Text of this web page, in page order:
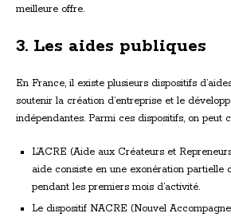
meilleure offre.
3. Les aides publiques
En France, il existe plusieurs dispositifs
soutenir la création d’entreprise et le
indépendantes. Parmi ces dispositifs, on peut
L’ACRE (Aide aux Créateurs et
aide consiste en une exonération partielle
pendant les premiers mois d’activité.
Le dispositif NACRE (Nouvel